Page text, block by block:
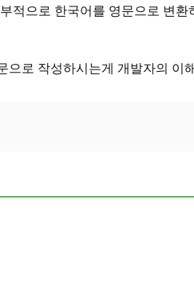
으로 한국어를 영문으로 변
로 작성하시는게 개발자의